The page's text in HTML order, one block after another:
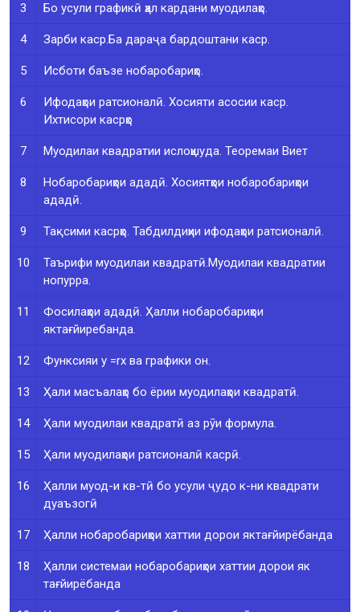
3 Бо усули графикӣ ҳал кардани муодилаҳо.
4 Зарби каср.Ба дараҷа бардоштани каср.
5 Исботи баъзе нобаробариҳо.
6
Ифодаҳои ратсионалӣ. Хосияти асосии каср.
Ихтисори касрҳо
7 Муодилаи квадратии ислоҳшуда. Теоремаи Виет
8
Нобаробариҳои ададӣ. Хосиятҳои нобаробариҳои
ададӣ.
9 Тақсими касрҳо. Табдилдиҳии ифодаҳои ратсионалӣ.
10
Таърифи муодилаи квадратӣ.Муодилаи квадратии
нопурра.
11
Фосилаҳои ададӣ. Ҳалли нобаробариҳои
яктағйиребанда.
12 Функсияи y =rx ва графики он.
13 Ҳали масъалаҳо бо ёрии муодилаҳои квадратӣ.
14 Ҳали муодилаи квадратӣ аз рӯи формула.
15 Ҳали муодилаҳои ратсионалӣ касрӣ.
16
Ҳалли муод-и кв-тӣ бо усули ҷудо к-ни квадрати
дуаъзогӣ
17 Ҳалли нобаробариҳои хаттии дорои яктағйирёбанда
18
Ҳалли системаи нобаробариҳои хаттии дорои як
тағйирёбанда